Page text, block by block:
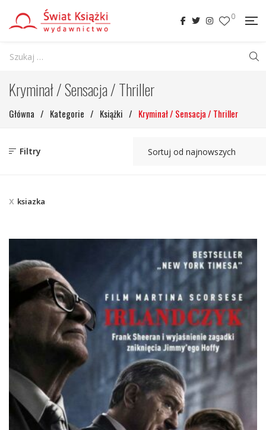
0
Kryminał / Sensacja / Thriller
Główna / Kategorie / Książki / Kryminał / Sensacja / Thriller
Filtry
ksiazka